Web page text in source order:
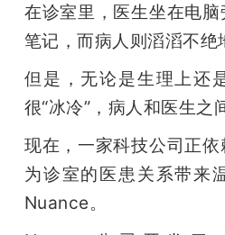
中
GAIR
专
在诊室里，医生坐在电
笔记，而病人则滔滔不绝
但是，无论是生理上还
很“冰冷”，病人和医生之
现在，一家科技公司正依
为诊室的医患关系带来
Nuance。